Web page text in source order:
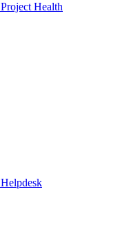
Project Health
Helpdesk